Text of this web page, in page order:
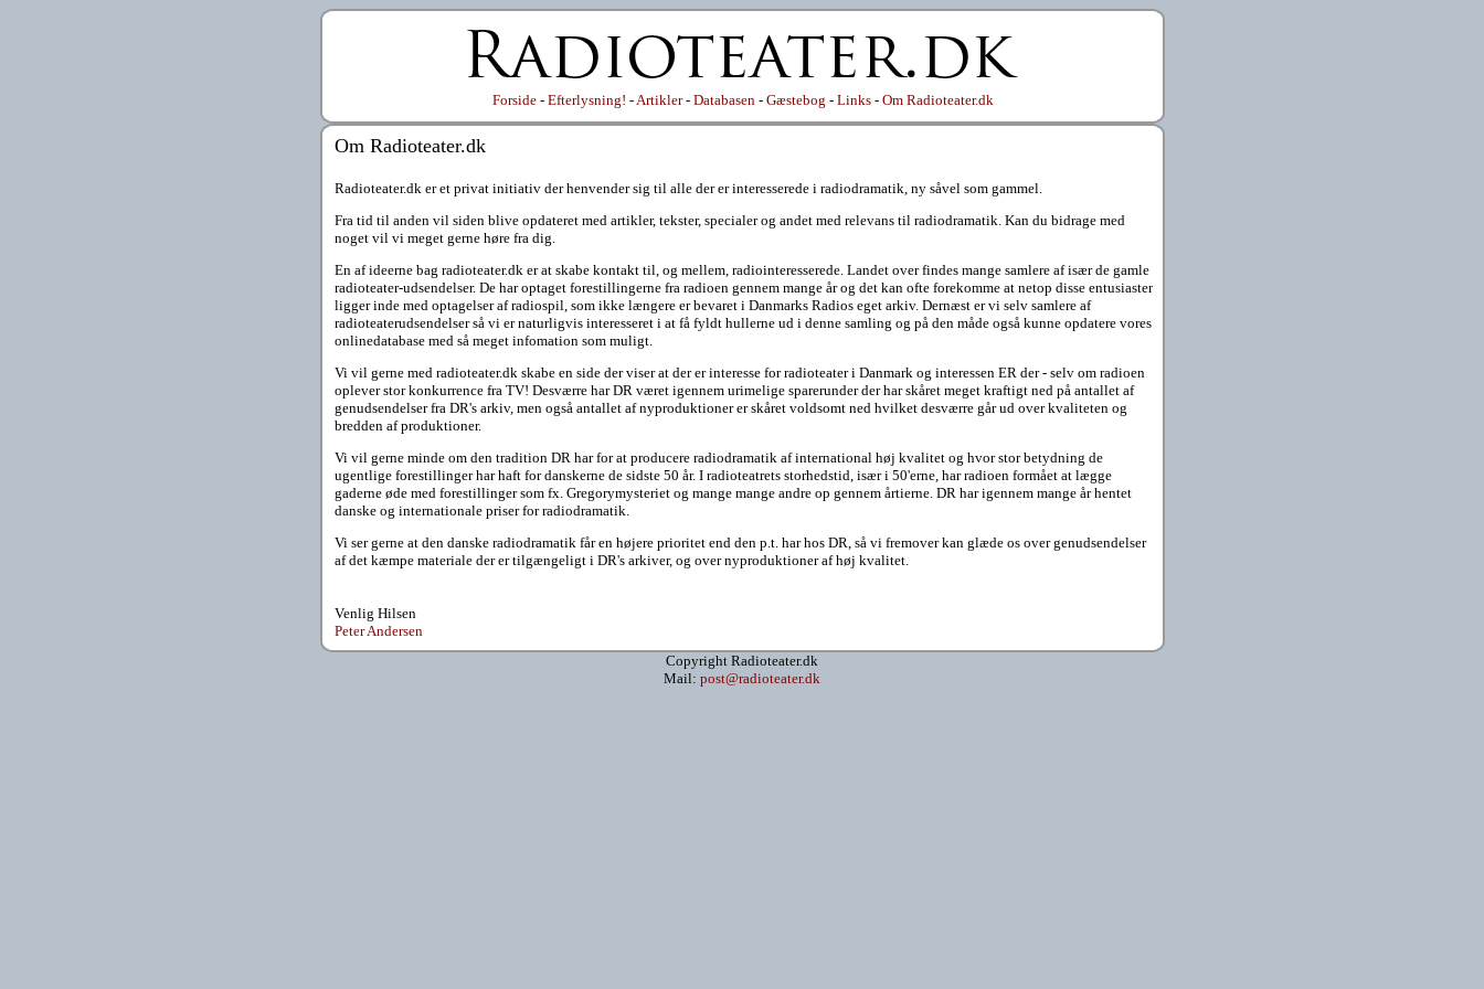
Forside - Efterlysning! -Artikler- Databasen - Gæstebog - Links - Om Radioteater.dk
Om Radioteater.dk
Radioteater.dk er et privat initiativ der henvender sig til alle der er interesserede i radiodramatik, ny såvel som gammel.
Fra tid til anden vil siden blive opdateret med artikler, tekster, specialer og andet med relevans til radiodramatik. Kan du bidrage med
noget vil vi meget gerne høre fra dig.
En af ideerne bag radioteater.dk er at skabe kontakt til, og mellem, radiointeresserede. Landet over findes mange samlere af især de gamle
radioteater-udsendelser. De har optaget forestillingerne fra radioen gennem mange år og det kan ofte forekomme at netop disse entusiaster
ligger inde med optagelser af radiospil, som ikke længere er bevaret i Danmarks Radios eget arkiv. Dernæst er vi selv samlere af
radioteaterudsendelser så vi er naturligvis interesseret i at få fyldt hullerne ud i denne samling og på den måde også kunne opdatere vores
onlinedatabase med så meget infomation som muligt.
Vi vil gerne med radioteater.dk skabe en side der viser at der er interesse for radioteater i Danmark og interessen ER der - selv om radioen
oplever stor konkurrence fra TV! Desværre har DR været igennem urimelige sparerunder der har skåret meget kraftigt ned på antallet af
genudsendelser fra DR's arkiv, men også antallet af nyproduktioner er skåret voldsomt ned hvilket desværre går ud over kvaliteten og
bredden af produktioner.
Vi vil gerne minde om den tradition DR har for at producere radiodramatik af international høj kvalitet og hvor stor betydning de
ugentlige forestillinger har haft for danskerne de sidste 50 år. I radioteatrets storhedstid, især i 50'erne, har radioen formået at lægge
gaderne øde med forestillinger som fx. Gregorymysteriet og mange mange andre op gennem årtierne. DR har igennem mange år hentet
danske og internationale priser for radiodramatik.
Vi ser gerne at den danske radiodramatik får en højere prioritet end den p.t. har hos DR, så vi fremover kan glæde os over genudsendelser
af det kæmpe materiale der er tilgængeligt i DR's arkiver, og over nyproduktioner af høj kvalitet.
Venlig Hilsen
Peter Andersen
Copyright Radioteater.dk
Mail: post@radioteater.dk